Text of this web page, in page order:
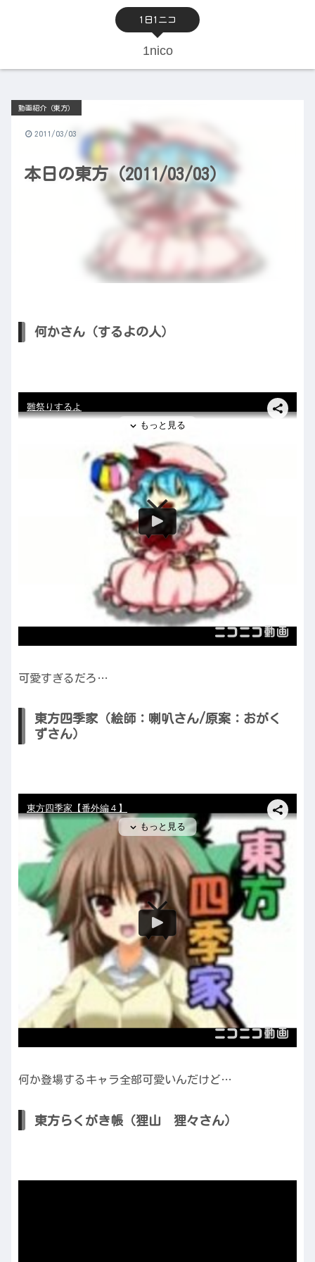
1日1ニコ
1nico
本日の東方（2011/03/03）
動画紹介（東方）
2011/03/03
何かさん（するよの人）
可愛すぎるだろ…
東方四季家（絵師：喇叭さん/原案：おがく
ずさん）
何か登場するキャラ全部可愛いんだけど…
東方らくがき帳（狸山 狸々さん）